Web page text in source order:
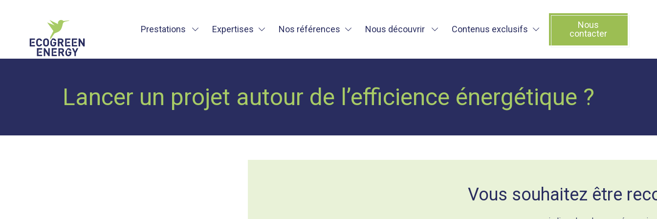
Prestations Expertises Nos références Nous découvrir Contenus exclusifs
Nous
contacter
Lancer un projet autour de l’efficience énergétique ?
Vous souhaitez être